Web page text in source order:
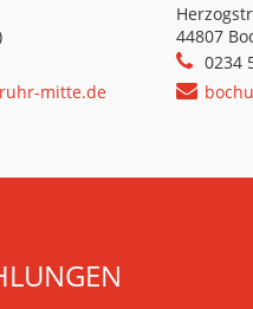
mitte.de
44807
0234